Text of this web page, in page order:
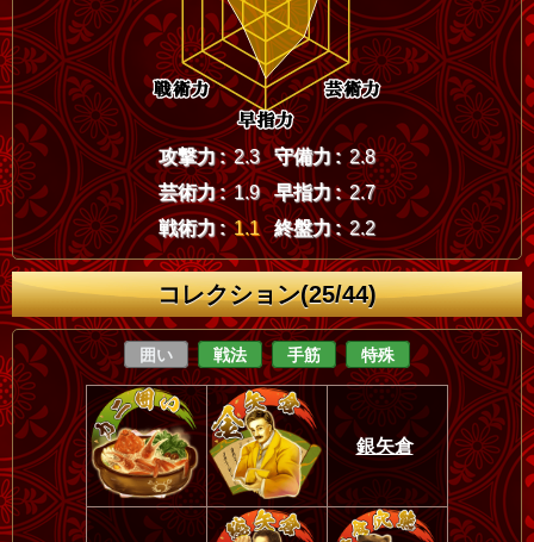
攻撃力 : 2.3 守備力 : 2.8
芸術力 : 1.9 早指力 : 2.7
戦術力 : 1.1 終盤力 : 2.2
コレクション(25/44)
囲い 戦法 手筋 特殊
銀矢倉